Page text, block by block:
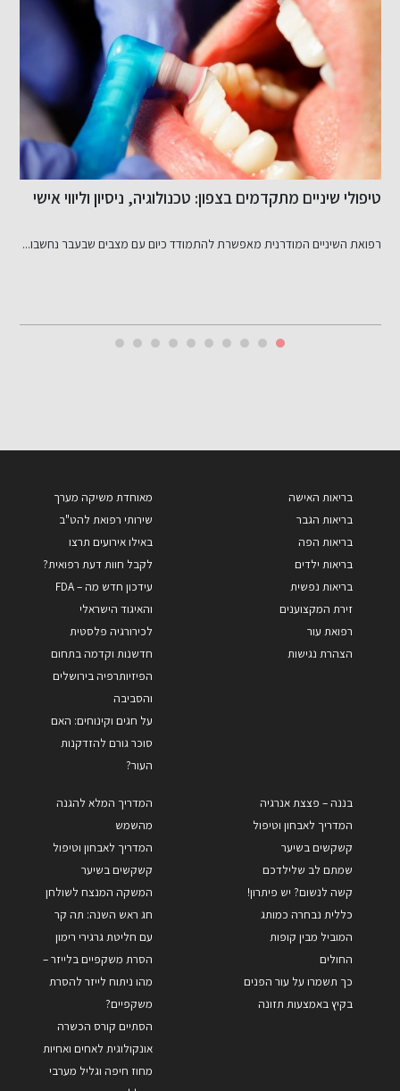
חיוך טבעי לא נולד במקרה: מה באמת עומד מאחורי ציפויי
היכולת להגיע לתוצאה אופטימלית בעיצוב החיוך הטבעי, היא שילוב מדויק...
בריאות האישה
בריאות הגבר
בריאות הפה
בריאות ילדים
בריאות נפשית
זירת המקצוענים
רפואת עור
הצהרת נגישות
מאוחדת משיקה מערך
שירותי רפואת להט"ב
באילו אירועים תרצו
לקבל חוות דעת רפואית?
עידכון חדש מה – FDA
והאיגוד הישראלי
לכירורגיה פלסטית
חדשנות וקדמה בתחום
הפיזיותרפיה בירושלים
והסביבה
על חגים וקינוחים: האם
סוכר גורם להזדקנות
העור?
בננה – פצצת אנרגיה
המדריך לאבחון וטיפול
קשקשים בשיער
שמתם לב שלילדכם
קשה לנשום? יש פיתרון!
כללית נבחרה כמותג
המוביל מבין קופות
החולים
כך תשמרו על עור הפנים
בקיץ באמצעות תזונה
המדריך המלא להגנה
מהשמש
המדריך לאבחון וטיפול
קשקשים בשיער
המשקה המנצח לשולחן
חג ראש השנה: תה קר
עם חליטת גרגירי רימון
הסרת משקפיים בלייזר –
מהו ניתוח לייזר להסרת
משקפיים?
הסתיים קורס הכשרה
אונקולוגית לאחים ואחיות
מחוז חיפה וגליל מערבי